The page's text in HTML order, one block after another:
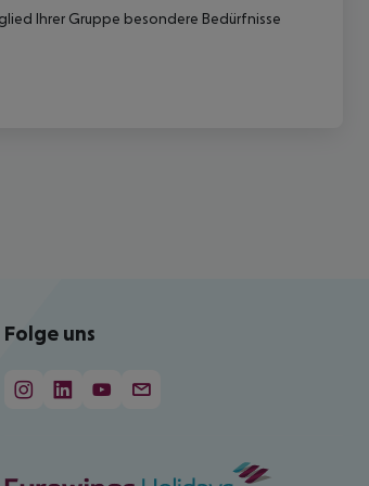
Ihrer Gruppe besondere Bedürfnisse
Folge uns